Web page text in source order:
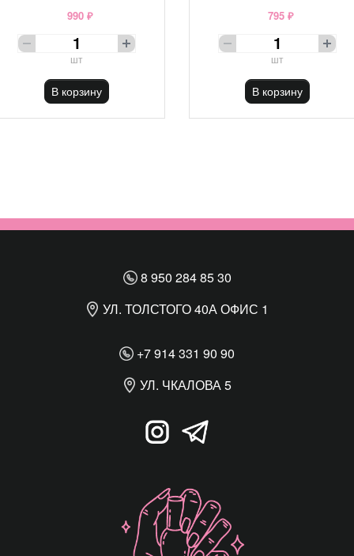
990 ₽
шт
В корзину
795 ₽
шт
В корзину
8 950 284 85 30
УЛ. ТОЛСТОГО 40А ОФИС 1
+7 914 331 90 90
УЛ. ЧКАЛОВА 5